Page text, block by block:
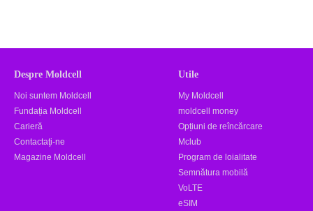
Despre Moldcell
Noi suntem Moldcell
Fundația Moldcell
Carieră
Contactaţi-ne
Magazine Moldcell
Utile
My Moldcell
moldcell money
Opțiuni de reîncărcare
Mclub
Program de loialitate
Semnătura mobilă
VoLTE
eSIM